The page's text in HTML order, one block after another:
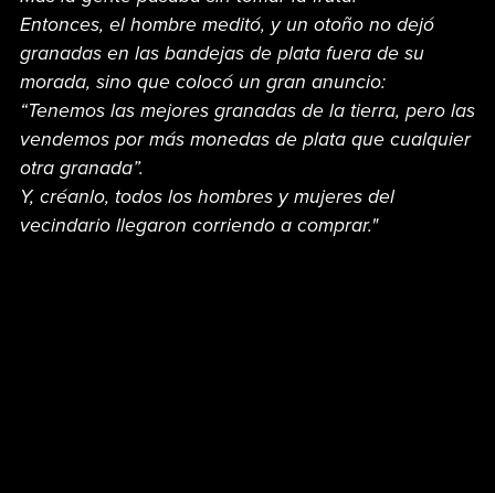
Entonces, el hombre meditó, y un otoño no dejó
granadas en las bandejas de plata fuera de su
morada, sino que colocó un gran anuncio:
“Tenemos las mejores granadas de la tierra, pero las
vendemos por más monedas de plata que cualquier
otra granada”.
Y, créanlo, todos los hombres y mujeres del
vecindario llegaron corriendo a comprar."